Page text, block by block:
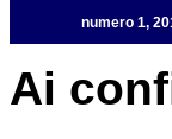
numero 1,
Ai